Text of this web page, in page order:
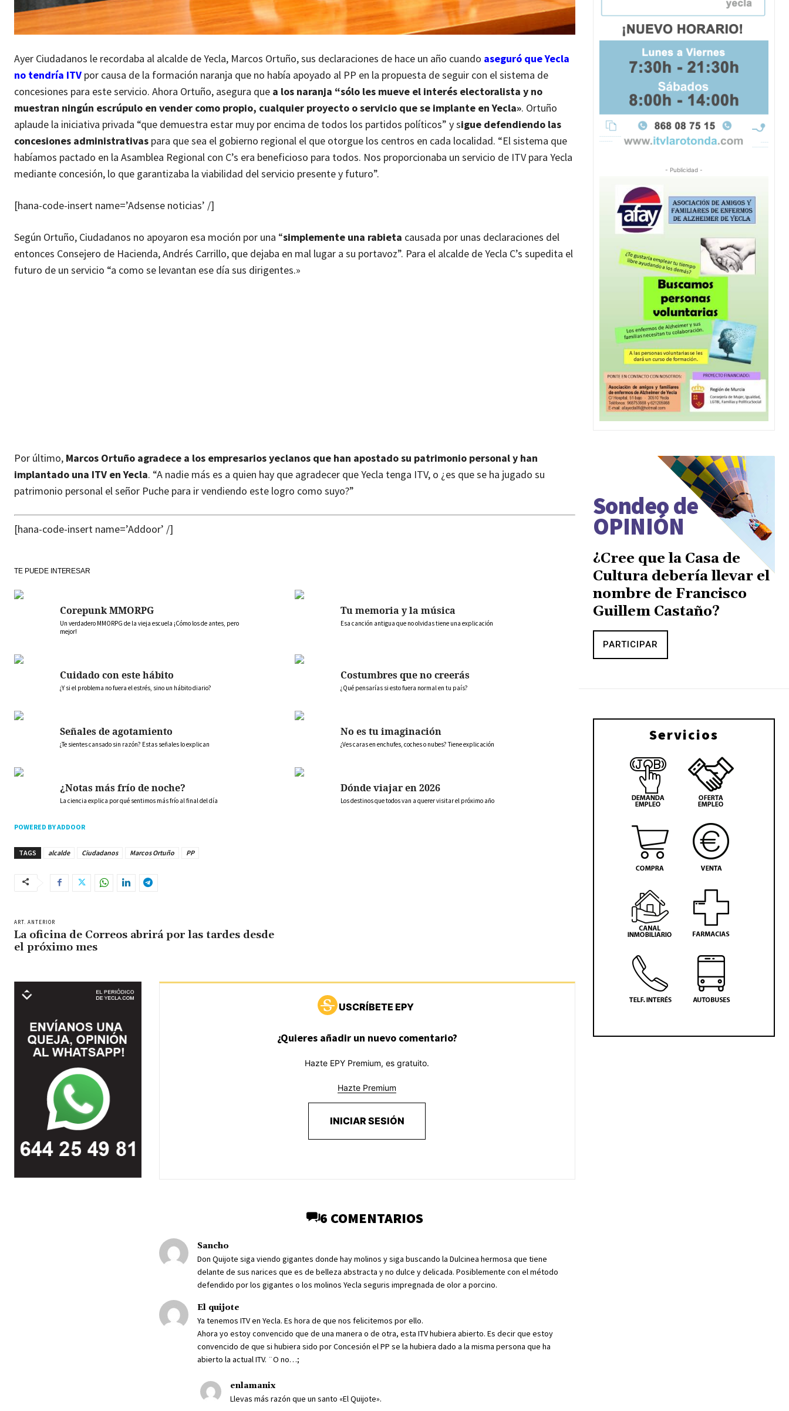
Ayer Ciudadanos le recordaba al alcalde de Yecla, Marcos Ortuño, sus declaraciones de hace un año cuando aseguró que Yecla
no tendría ITV por causa de la formación naranja que no había apoyado al PP en la propuesta de seguir con el sistema de
concesiones para este servicio. Ahora Ortuño, asegura que a los naranja “sólo les mueve el interés electoralista y no
muestran ningún escrúpulo en vender como propio, cualquier proyecto o servicio que se implante en Yecla». Ortuño
aplaude la iniciativa privada “que demuestra estar muy por encima de todos los partidos políticos” y sigue defendiendo las
concesiones administrativas para que sea el gobierno regional el que otorgue los centros en cada localidad. “El sistema que
habíamos pactado en la Asamblea Regional con C’s era beneficioso para todos. Nos proporcionaba un servicio de ITV para Yecla
mediante concesión, lo que garantizaba la viabilidad del servicio presente y futuro”.
[hana-code-insert name=’Adsense noticias’ /]
Según Ortuño, Ciudadanos no apoyaron esa moción por una “simplemente una rabieta causada por unas declaraciones del
entonces Consejero de Hacienda, Andrés Carrillo, que dejaba en mal lugar a su portavoz”. Para el alcalde de Yecla C’s supedita el
futuro de un servicio “a como se levantan ese día sus dirigentes.»
Por último, Marcos Ortuño agradece a los empresarios yeclanos que han apostado su patrimonio personal y han
implantado una ITV en Yecla. “A nadie más es a quien hay que agradecer que Yecla tenga ITV, o ¿es que se ha jugado su
patrimonio personal el señor Puche para ir vendiendo este logro como suyo?”
[hana-code-insert name=’Addoor’ /]
TE PUEDE INTERESAR
Corepunk MMORPG
Un verdadero MMORPG de la vieja escuela ¡Cómo los de antes, pero
mejor!
Tu memoria y la música
Esa canción antigua que no olvidas tiene una explicación
Cuidado con este hábito
¿Y si el problema no fuera el estrés, sino un hábito diario?
Costumbres que no creerás
¿Qué pensarías si esto fuera normal en tu país?
Señales de agotamiento
¿Te sientes cansado sin razón? Estas señales lo explican
No es tu imaginación
¿Ves caras en enchufes, coches o nubes? Tiene explicación
¿Notas más frío de noche?
La ciencia explica por qué sentimos más frío al final del día
Dónde viajar en 2026
Los destinos que todos van a querer visitar el próximo año
POWERED BY ADDOOR
TAGS alcalde Ciudadanos Marcos Ortuño PP
ART. ANTERIOR
La oficina de Correos abrirá por las tardes desde
el próximo mes
USCRÍBETE EPY
¿Quieres añadir un nuevo comentario?
Hazte EPY Premium, es gratuito.
Hazte Premium
INICIAR SESIÓN
6 COMENTARIOS
Sancho
Don Quijote siga viendo gigantes donde hay molinos y siga buscando la Dulcinea hermosa que tiene
delante de sus narices que es de belleza abstracta y no dulce y delicada. Posiblemente con el método
defendido por los gigantes o los molinos Yecla seguris impregnada de olor a porcino.
El quijote
Ya tenemos ITV en Yecla. Es hora de que nos felicitemos por ello.
Ahora yo estoy convencido que de una manera o de otra, esta ITV hubiera abierto. Es decir que estoy
convencido de que si hubiera sido por Concesión el PP se la hubiera dado a la misma persona que ha
abierto la actual ITV. ¨O no…;
enlamanix
Llevas más razón que un santo «El Quijote».
- Publicidad -
Sondeo de
OPINIÓN
¿Cree que la Casa de
Cultura debería llevar el
nombre de Francisco
Guillem Castaño?
PARTICIPAR
Servicios